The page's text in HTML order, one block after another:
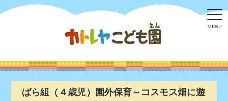
MENU
ばら組（４歳児）園外保育～コスモス畑に遊